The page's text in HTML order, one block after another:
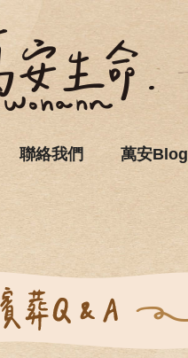
聯絡我們 萬安Blog